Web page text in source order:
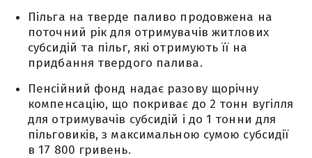
Пільга на тверде паливо продовжена на
поточний рік для отримувачів житлових
субсидій та пільг, які отримують її на
придбання твердого палива.
Пенсійний фонд надає разову щорічну
компенсацію, що покриває до 2 тонн вугілля
для отримувачів субсидій і до 1 тонни для
пільговиків, з максимальною сумою субсидії
в 17 800 гривень.